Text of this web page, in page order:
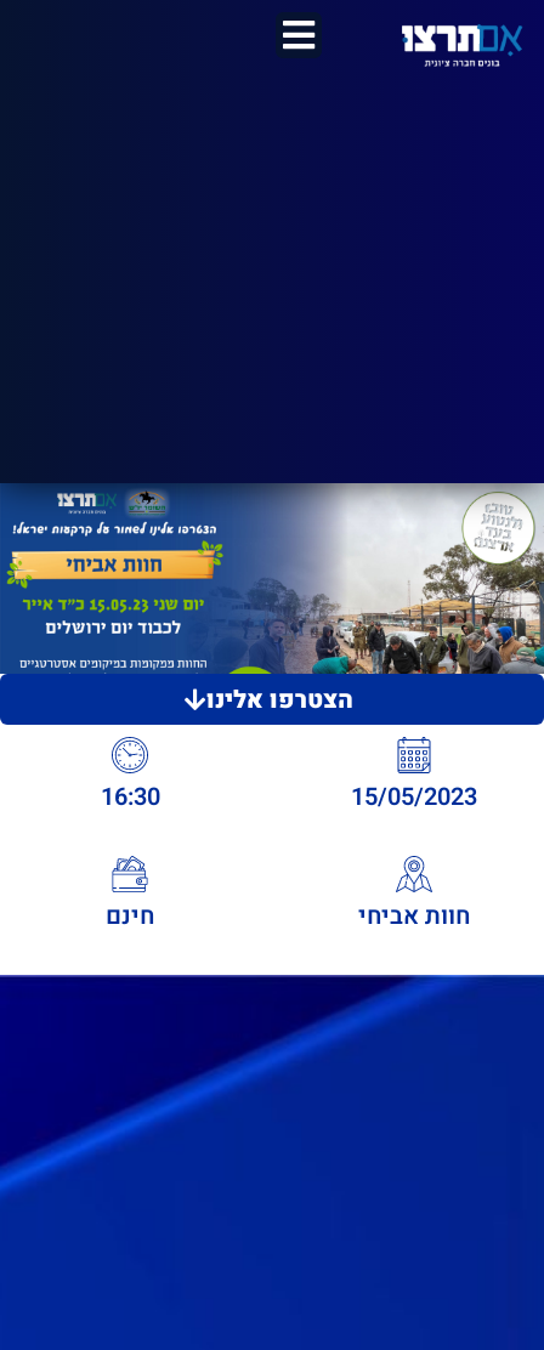
הצטרפו אלינו
15/05/2023
16:30
חוות אביחי חינם